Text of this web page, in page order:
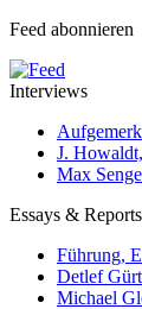
Feed abonnieren
Interviews
J.
Max
Essays & Reports
Führung,
Detlef
Michael